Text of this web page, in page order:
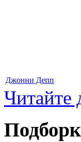
Джонни Депп
Читайте